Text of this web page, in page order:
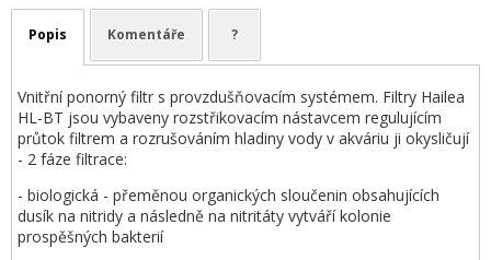
Popis Komentáře ?
Vnitřní ponorný filtr s provzdušňovacím systémem. Filtry Hailea
HL-BT jsou vybaveny rozstřikovacím nástavcem regulujícím
průtok filtrem a rozrušováním hladiny vody v akváriu ji okysličují
- 2 fáze filtrace:
- biologická - přeměnou organických sloučenin obsahujících
dusík na nitridy a následně na nitritáty vytváří kolonie
prospěšných bakterií